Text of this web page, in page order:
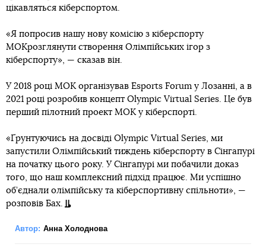
цікавляться кіберспортом.
«Я попросив нашу нову комісію з кіберспорту
МОКрозглянути створення Олімпійських ігор з
кіберспорту», — сказав він.
У 2018 році МОК організував Esports Forum у Лозанні, а в
2021 році розробив концепт Olympic Virtual Series. Це був
перший пілотний проект МОК у кіберспорті.
«Ґрунтуючись на досвіді Olympic Virtual Series, ми
запустили Олімпійський тиждень кіберспорту в Сінгапурі
на початку цього року. У Сінгапурі ми побачили доказ
того, що наш комплексний підхід працює. Ми успішно
об’єднали олімпійську та кіберспортивну спільноти», —
розповів Бах.
Автор: Анна Холоднова